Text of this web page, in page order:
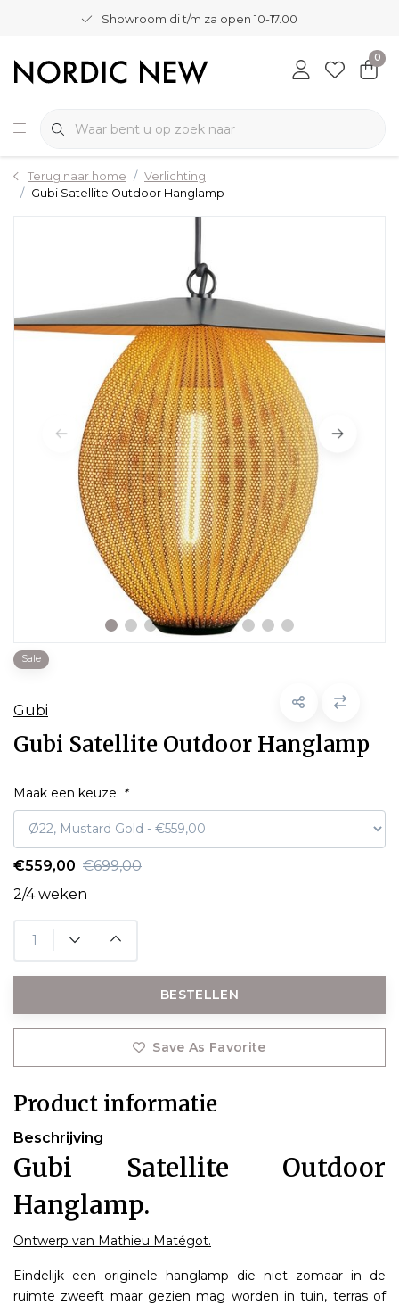
Showroom di t/m za open 10-17.00
0
Terug naar home
Verlichting
Gubi Satellite Outdoor Hanglamp
Sale
Gubi
Gubi Satellite Outdoor Hanglamp
Maak een keuze: *
€559,00 €699,00
2/4 weken
BESTELLEN
Save As Favorite
Product informatie
Beschrijving
Gubi Satellite Outdoor
Hanglamp.
Ontwerp van Mathieu Matégot.
Eindelijk een originele hanglamp die niet zomaar in de
ruimte zweeft maar gezien mag worden in tuin, terras of